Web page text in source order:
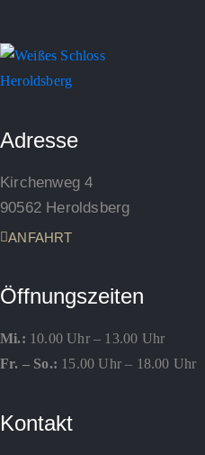
Adresse
Kirchenweg 4
90562 Heroldsberg
ANFAHRT
Öffnungszeiten
Mi.: 10.00 Uhr – 13.00 Uhr
Fr. – So.: 15.00 Uhr – 18.00 Uhr
Kontakt